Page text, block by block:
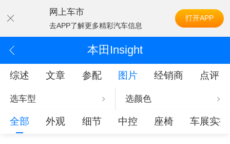
网上车市
去APP了解更多精彩汽车信息
打开APP
本田Insight
综述 文章 参配 图片 经销商 点评
选车型 选颜色
全部 外观 细节 中控 座椅 车展实拍